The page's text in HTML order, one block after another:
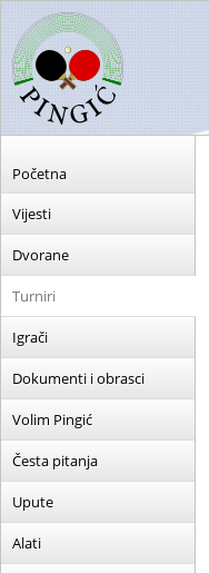
Početna
Vijesti
Dvorane
Turniri
Igrači
Dokumenti i obrasci
Volim Pingić
Česta pitanja
Upute
Alati